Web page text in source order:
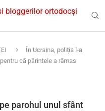
bloggerilor ortodocși
În Ucraina, poliția l-a
că părintele a rămas
parohul unul sfânt